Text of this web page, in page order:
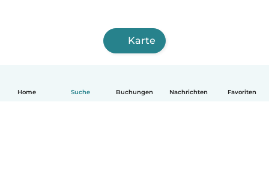
Home Suche Buchungen Nachrichten Favoriten
Karte